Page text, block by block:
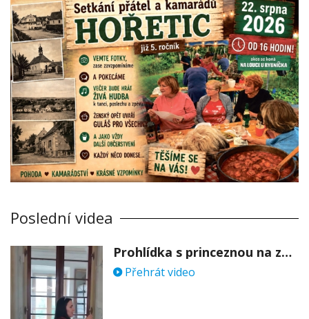
Poslední videa
Prohlídka s princeznou na zámku Stekník
Přehrát video